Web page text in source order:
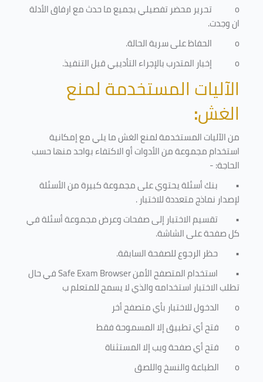
o
تحرير محضر تفصيلي بجميع ما حدث مع ارفاق الأدلة
ان وجدت.
o
الحفاظ على سرية الحالة.
o
إخبار المتدرب بالإجراء التأديبي قبل التنفيذ.
الآليات المستخدمة لمنع
الغش:
من الآليات المستخدمة لمنع الغش ما يلي مع إمكانية
استخدام مجموعة من الأدوات أو الاكتفاء بواحد منها حسب
الحاجة: -
• بنك أسئلة يحتوي على مجموعة كبيرة من الأسئلة
لإصدار نماذج متعددة للاختبار.
• تقسيم الاختبار إلى صفحات وعرض مجموعة أسئلة في
كل صفحة على الشاشة.
• حظر الرجوع للصفحة السابقة.
• استخدام المتصفح الأمنSafe Exam Browserفي حال
تطلب الاختبار استخدامه والذي لا يسمح للمتعلم ب
o
الدخول للاختبار بأي متصفح أخر
o
فتح أي تطبيق إلا المسموحة فقط
o
فتح أي صفحة ويب إلا المستثناة
o
الطباعة والنسخ واللصق